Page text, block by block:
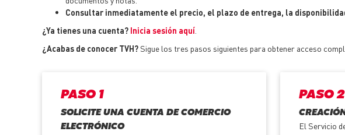
Consultar inmediatamente el precio, el plazo de entrega, la
¿Ya tienes una cuenta? Inicia sesión aquí
¿Acabas de conocer TVH? Sigue los tres pasos siguientes para obtener acceso
PASO 1
SOLICITE UNA CUENTA DE COMERCIO
ELECTRÓNICO
PASO 2
El Servicio